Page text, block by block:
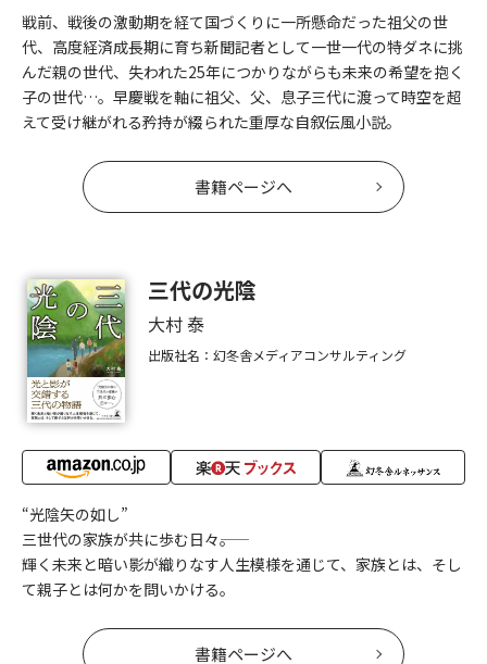
戦前、戦後の激動期を経て国づくりに一所懸命だった祖父の世
代、高度経済成長期に育ち新聞記者として一世一代の特ダネに挑
んだ親の世代、失われた25年につかりながらも未来の希望を抱く
子の世代…。早慶戦を軸に祖父、父、息子三代に渡って時空を超
えて受け継がれる矜持が綴られた重厚な自叙伝風小説。
書籍ページへ
三代の光陰
大村 泰
出版社名：幻冬舎メディアコンサルティング
“光陰矢の如し”
三世代の家族が共に歩む日々――。
輝く未来と暗い影が織りなす人生模様を通じて、家族とは、そし
て親子とは何かを問いかける。
書籍ページへ